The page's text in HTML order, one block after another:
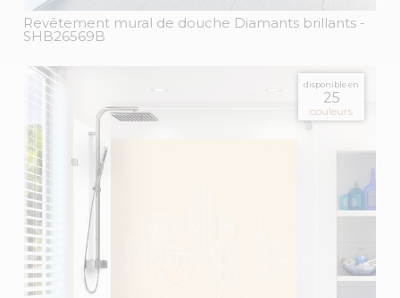
Revêtement mural de douche Diamants brillants -
SHB26569B
disponible en
25
couleurs